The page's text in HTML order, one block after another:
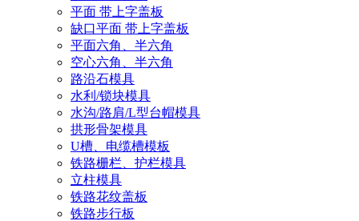
平面 带上字盖板
缺口平面 带上字盖板
平面六角、半六角
空心六角、半六角
路沿石模具
水利/锁块模具
水沟/路肩/L型台帽模具
拱形骨架模具
U槽、电缆槽模板
铁路栅栏、护栏模具
立柱模具
铁路花纹盖板
铁路步行板